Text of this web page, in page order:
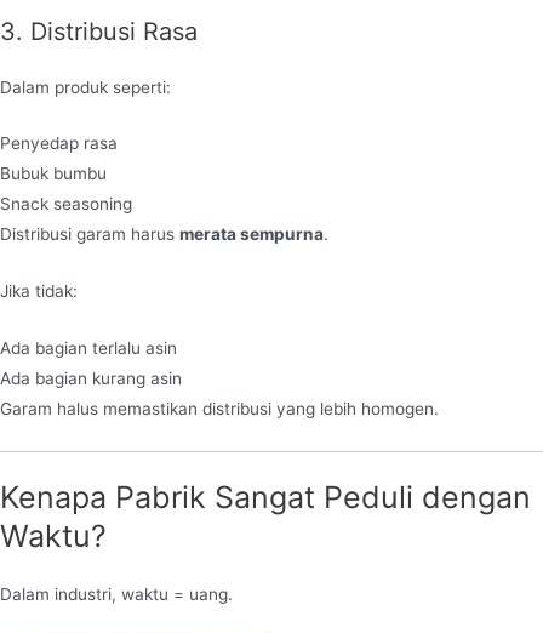
3. Distribusi Rasa
Dalam produk seperti:
Penyedap rasa
Bubuk bumbu
Snack seasoning
Distribusi garam harus merata sempurna.
Jika tidak:
Ada bagian terlalu asin
Ada bagian kurang asin
Garam halus memastikan distribusi yang lebih homogen.
Kenapa Pabrik Sangat Peduli dengan
Waktu?
Dalam industri, waktu = uang.